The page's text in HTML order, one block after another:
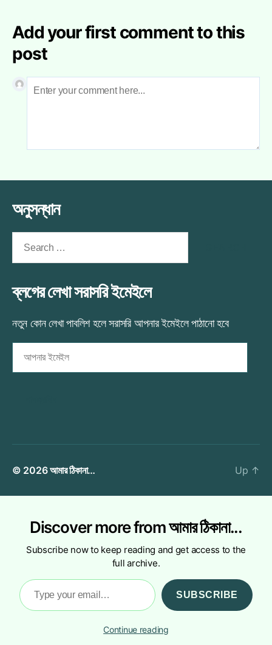
Add your first comment to this
post
অনুসন্ধান
ব্লগের লেখা সরাসরি ইমেইলে
নতুন কোন লেখা পাবলিশ হলে সরাসরি আপনার ইমেইলে পাঠানো হবে
ইমেইল
© 2026আমার ঠিকানা… Up ↑
Discover more from আমার ঠিকানা...
Subscribe now to keep reading and get access to the
full archive.
Type
your
SUBSCRIBE
Continue reading